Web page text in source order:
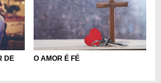
DE
O AMOR É FÉ